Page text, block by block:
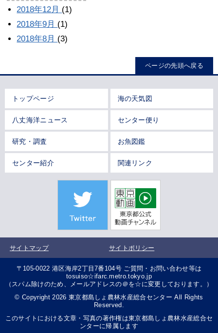
2018年12月 (1)
2018年9月 (1)
2018年8月 (3)
ページの先頭へ戻る
トップページ 海の天気図
八丈海洋ニュース センター便り
研究・調査 お魚図鑑
センター紹介 関連リンク
サイトマップ サイトポリシー
〒105-0022 港区海岸2丁目7番104号 ご質問・お問い合わせ等は
tosuiso☆ifarc.metro.tokyo.jp
（スパム除けのため、メールアドレスの＠を☆に変更しております。）
© Copyright 2026 東京都島しょ農林水産総合センター All Rights
Reserved.
このサイトにおける文章・写真の著作権は東京都島しょ農林水産総合セ
ンターに帰属します